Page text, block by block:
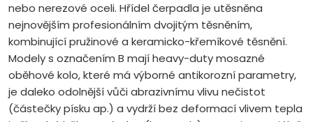
nebo nerezové oceli. Hřídel čerpadla je utěsněna
nejnovějším profesionálním dvojitým těsněním,
kombinující pružinové a keramicko-křemíkové těsnění.
Modely s označením B mají heavy-duty mosazné
oběhové kolo, které má výborné antikorozní parametry,
je daleko odolnější vůči abrazivnímu vlivu nečistot
(částečky písku ap.) a vydrží bez deformací vlivem tepla